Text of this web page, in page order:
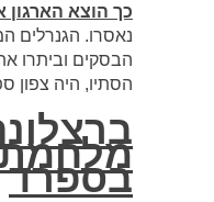
כך הוצא הארגון
נאסרו. הגנרלים
הבסקים וביתרו
הסתיו, היה צפון
מלחמת
בספרד